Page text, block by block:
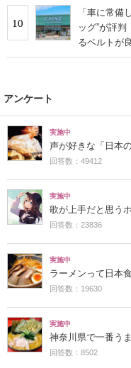
10
「車に常
ッグ”が評
るベルトが
アンケート
実施中
声が好きな「日本
回答数：49412
実施中
歌が上手だと思う
回答数：23836
実施中
ラーメンって日本
回答数：19630
実施中
神奈川県で一番う
回答数：8502